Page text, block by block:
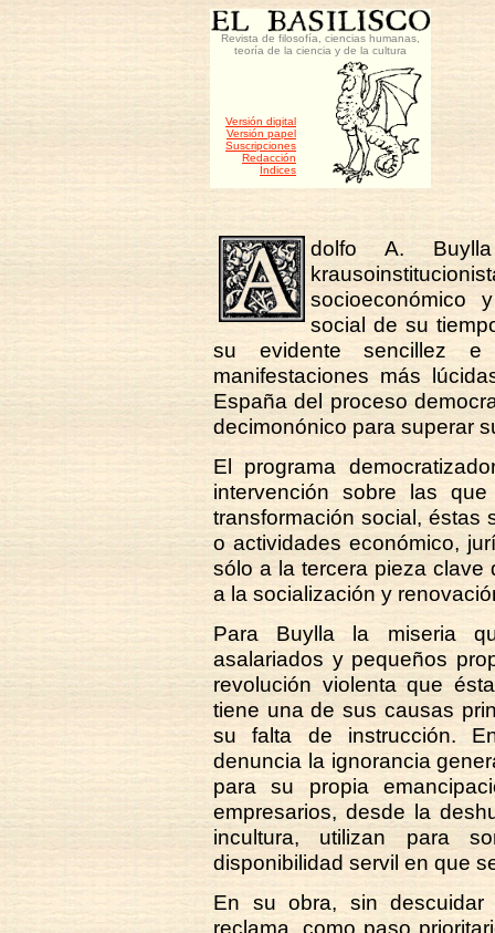
Revista de filosofía, ciencias humanas,
teoría de la ciencia y de la cultura
Versión digital
Versión papel
Suscripciones
Redacción
Índices
dolfo A.
socioeconómico
social de su
su evidente sencillez
manifestaciones más
España del proceso
decimonónico para superar
El programa
intervención sobre las
transformación social, éstas
o actividades económico,
sólo a la tercera pieza clave
a la socialización y
Para Buylla la miseria
asalariados y pequeños
revolución violenta que
tiene una de sus causas
su falta de instrucción.
denuncia la ignorancia
para su propia
empresarios, desde la
incultura, utilizan para
disponibilidad servil en que
En su obra, sin
reclama, como paso